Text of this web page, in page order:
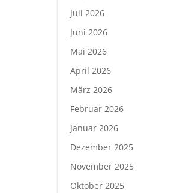
Juli 2026
Juni 2026
Mai 2026
April 2026
März 2026
Februar 2026
Januar 2026
Dezember 2025
November 2025
Oktober 2025